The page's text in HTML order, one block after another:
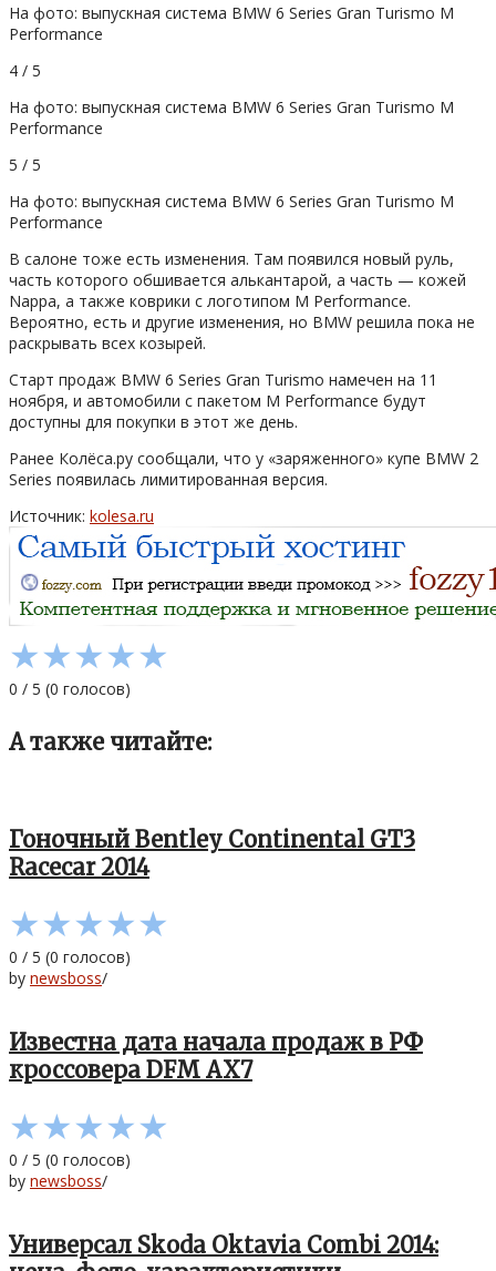
На фото: выпускная система BMW 6 Series Gran Turismo M
Performance
4 / 5
На фото: выпускная система BMW 6 Series Gran Turismo M
Performance
5 / 5
На фото: выпускная система BMW 6 Series Gran Turismo M
Performance
В салоне тоже есть изменения. Там появился новый руль,
часть которого обшивается алькантарой, а часть — кожей
Nappa, а также коврики с логотипом M Performance.
Вероятно, есть и другие изменения, но BMW решила пока не
раскрывать всех козырей.
Старт продаж BMW 6 Series Gran Turismo намечен на 11
ноября, и автомобили с пакетом M Performance будут
доступны для покупки в этот же день.
Ранее Колёса.ру сообщали, что у «заряженного» купе BMW 2
Series появилась лимитированная версия.
Источник: kolesa.ru
★★★★★
0 / 5 (0 голосов)
А также читайте:
Гоночный Bentley Continental GT3
Racecar 2014
★★★★★
0 / 5 (0 голосов)
by newsboss/
Известна дата начала продаж в РФ
кроссовера DFM AX7
★★★★★
0 / 5 (0 голосов)
by newsboss/
Универсал Skoda Oktavia Combi 2014: